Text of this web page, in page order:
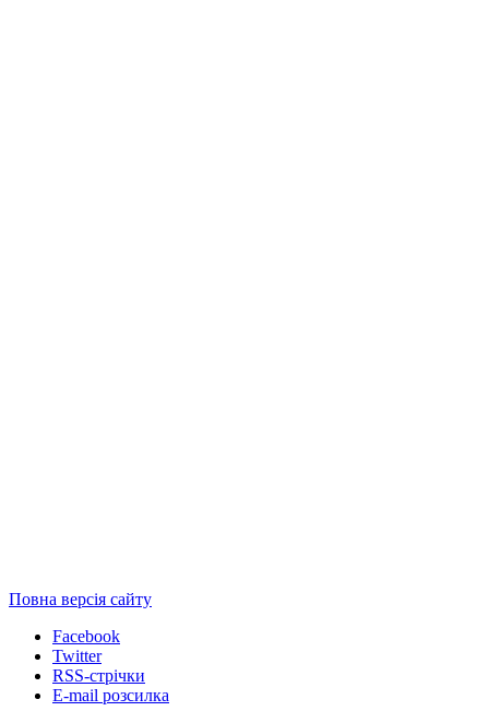
Повна версія сайту
Facebook
Twitter
RSS-стрічки
E-mail розсилка